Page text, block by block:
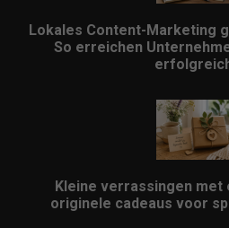
Lokales Content-Marketing
So erreichen
Kleine verrassingen met
originele cadeaus voor